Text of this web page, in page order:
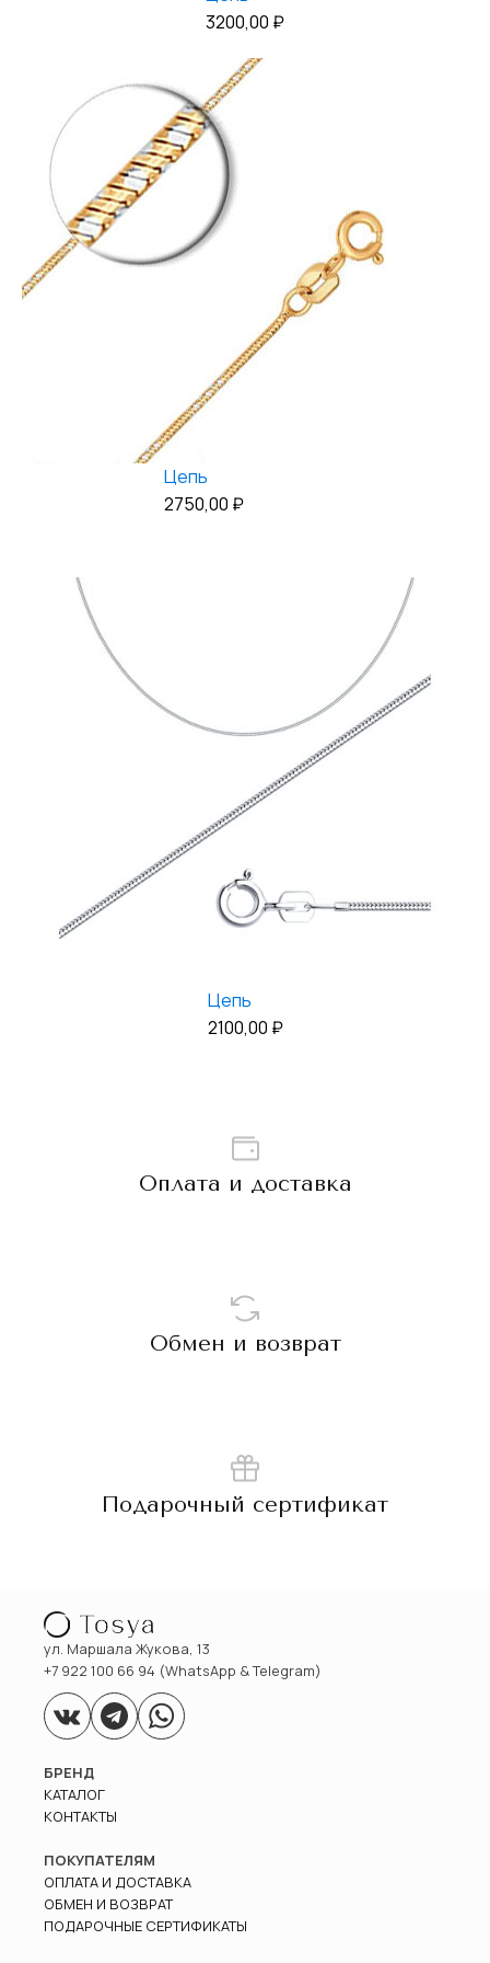
3200,00 ₽
Цепь
2750,00 ₽
Цепь
2100,00 ₽
Оплата и доставка
Обмен и возврат
Подарочный сертификат
ул. Маршала Жукова, 13
+7 922 100 66 94 (WhatsApp & Telegram)
БРЕНД
КАТАЛОГ
КОНТАКТЫ
ПОКУПАТЕЛЯМ
ОПЛАТА И ДОСТАВКА
ОБМЕН И ВОЗВРАТ
ПОДАРОЧНЫЕ СЕРТИФИКАТЫ